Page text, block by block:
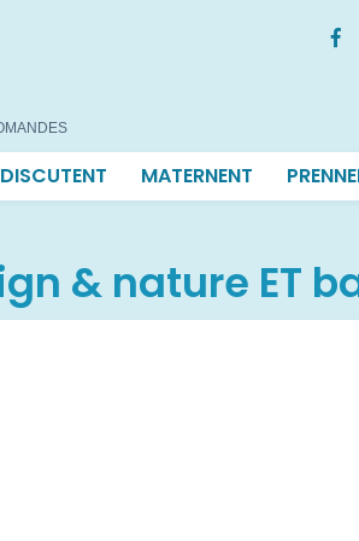
DISCUTENT MATERNENT
& nature ET